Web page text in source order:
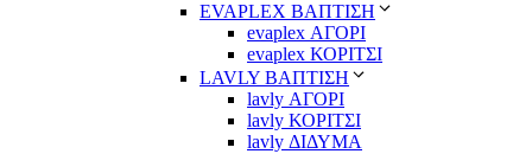
EVAPLEX ΒΑΠΤΙΣΗ
evaplex ΑΓΟΡΙ
evaplex ΚΟΡΙΤΣΙ
LAVLY ΒΑΠΤΙΣΗ
lavly ΑΓΟΡΙ
lavly ΚΟΡΙΤΣΙ
lavly ΔΙΔΥΜΑ